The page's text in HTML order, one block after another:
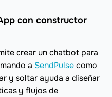
con constructor
crear un chatbot para
a SendPulsecomo
y soltar ayuda a diseñar
y flujos de